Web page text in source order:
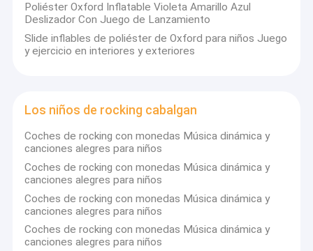
Poliéster Oxford Inflatable Violeta Amarillo Azul
Deslizador Con Juego de Lanzamiento
Slide inflables de poliéster de Oxford para niños Juego
y ejercicio en interiores y exteriores
Los niños de rocking cabalgan
Coches de rocking con monedas Música dinámica y
canciones alegres para niños
Coches de rocking con monedas Música dinámica y
canciones alegres para niños
Coches de rocking con monedas Música dinámica y
canciones alegres para niños
Coches de rocking con monedas Música dinámica y
canciones alegres para niños